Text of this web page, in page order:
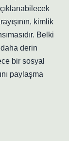
kimlik
Belki
daha derin
bir sosyal
paylaşma